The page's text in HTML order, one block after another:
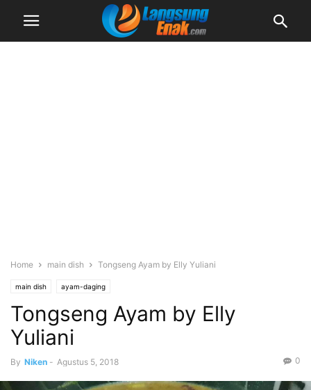
Home main dish Tongseng Ayam by Elly Yuliani
main dish ayam-daging
Tongseng Ayam by Elly
Yuliani
By Niken - Agustus 5, 2018 0